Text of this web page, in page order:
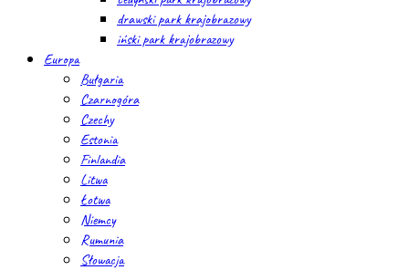
drawski park krajobrazowy
iński park krajobrazowy
Europa
Bułgaria
Czarnogóra
Czechy
Estonia
Finlandia
Litwa
Łotwa
Niemcy
Rumunia
Słowacja